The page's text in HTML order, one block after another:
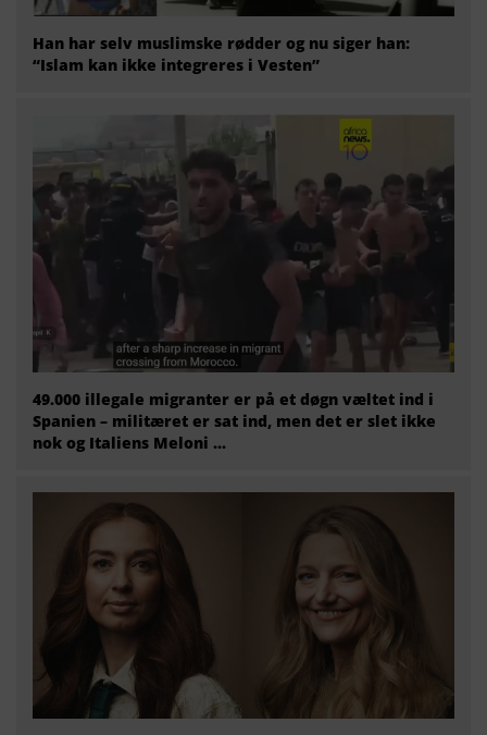
Han har selv muslimske rødder og nu siger han:
“Islam kan ikke integreres i Vesten”
49.000 illegale migranter er på et døgn væltet ind i
Spanien – militæret er sat ind, men det er slet ikke
nok og Italiens Meloni ...